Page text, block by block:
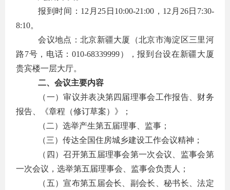
报到时间：12月25日10:00-21:00，12月26日7:30-
8:10。
会议地点：北京新疆大厦（北京市海淀区三里河
路7号，电话：010-68339999），报到台设在新疆大厦
贵宾楼一层大厅。
二、会议主要内容
（一）审议并表决第四届理事会工作报告、财务
报告、《章程（修订草案）》；
（二）选举产生第五届理事、监事；
（三）传达全国住房城乡建设工作会议精神；
（四）召开第五届理事会第一次会议、监事会第
一次会议，选举第五届理事会、监事会负责人；
（五）宣布第五届会长、副会长、秘书长、法定